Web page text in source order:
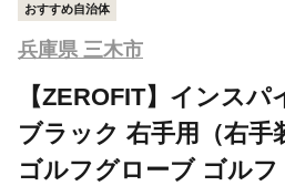
おすすめ自治体
兵庫県 三木市
【ZEROFIT】インス
ブラック 右手用（右手
ゴルフグローブ ゴル